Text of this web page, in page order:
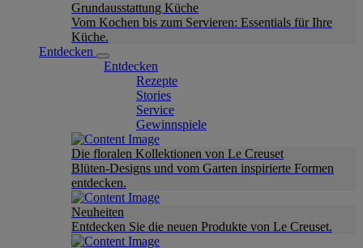
Grundausstattung Küche
Vom Kochen bis zum Servieren: Essentials für Ihre
Küche.
Entdecken
Entdecken
Rezepte
Stories
Service
Gewinnspiele
Die floralen Kollektionen von Le Creuset
Blüten-Designs und vom Garten inspirierte Formen
entdecken.
Neuheiten
Entdecken Sie die neuen Produkte von Le Creuset.